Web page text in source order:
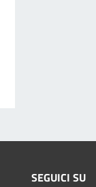
SEGUICI SU